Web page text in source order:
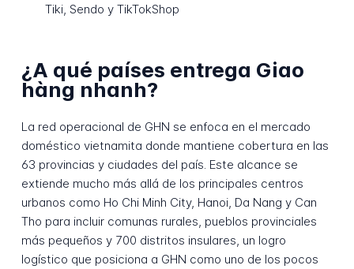
Tiki, Sendo y TikTokShop
¿A qué países entrega Giao
hàng nhanh?
La red operacional de GHN se enfoca en el mercado
doméstico vietnamita donde mantiene cobertura en las
63 provincias y ciudades del país. Este alcance se
extiende mucho más allá de los principales centros
urbanos como Ho Chi Minh City, Hanoi, Da Nang y Can
Tho para incluir comunas rurales, pueblos provinciales
más pequeños y 700 distritos insulares, un logro
logístico que posiciona a GHN como uno de los pocos